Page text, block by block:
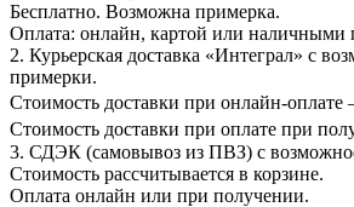
Бесплатно. Возможна примерка.
Оплата: онлайн, картой или наличными
2. Курьерская доставка «Интеграл» с
примерки.
Стоимость доставки при онлайн-
Стоимость доставки при оплате при
3. СДЭК (самовывоз из ПВЗ) с
Стоимость рассчитывается в корзине.
Оплата онлайн или при получении.